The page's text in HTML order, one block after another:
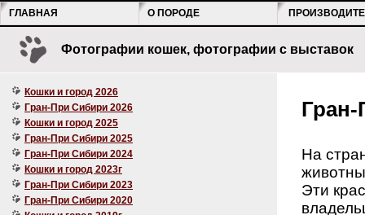
ГЛАВНАЯ О ПОРОДЕ
Фотографии кошек, фотографии с выставок
Кошки и город 2026
Гран-При Сибири 2026
Кошки и город 2025
Гран-При Сибири 2025
Гран-При Сибири 2024
Кошки и город 2023г
Гран-При Сибири 2023
Гран-При Сибири 2020
На
Эти